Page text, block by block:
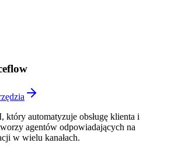
który automatyzuje obsługę klienta i
agentów odpowiadających na
w wielu kanałach.